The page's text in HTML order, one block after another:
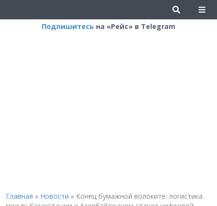
Подпишитесь на «Рейс» в Telegram
Главная » Новости » Конец бумажной волоките: логистика